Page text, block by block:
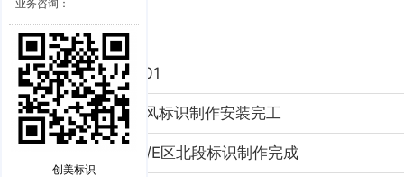
少阳院家风标识01
大明宫少阳院家风标识制作安装完工
西安幸福林带D1/E区北段标识制作完成
业务咨询：
创美标识